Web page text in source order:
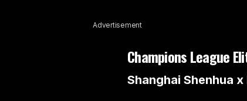
Advertisement
Champions League
Shanghai Shenhua